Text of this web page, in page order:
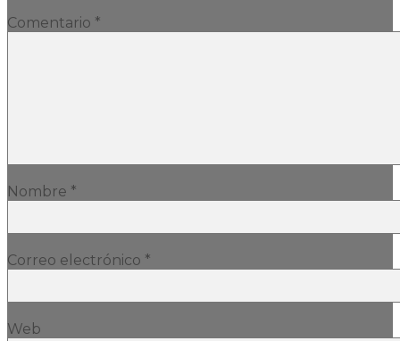
Comentario *
Nombre *
Correo electrónico *
Web